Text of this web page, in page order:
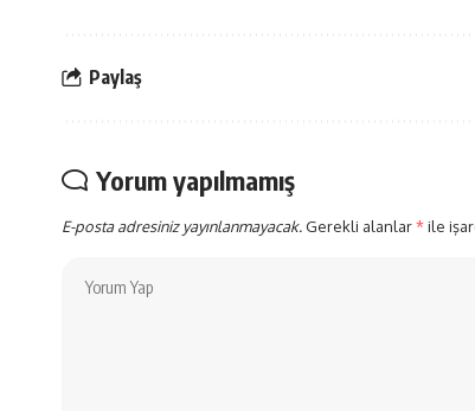
Paylaş
Yorum yapılmamış
E-posta adresiniz yayınlanmayacak. Gerekli alanlar*ile